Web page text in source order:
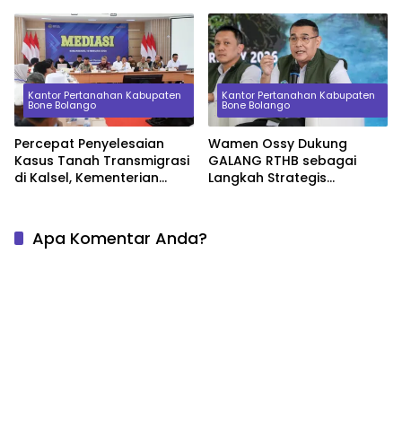
Ketahanan Pangan
Aset Tanah Pemerintah
Daerah
Kantor Pertanahan Kabupaten
Bone Bolango
Percepat Penyelesaian
Kasus Tanah Transmigrasi
di Kalsel, Kementerian
Kantor Pertanahan Kabupaten
Bone Bolango
Wamen Ossy Dukung
GALANG RTHB sebagai
Langkah Strategis
Apa Komentar Anda?